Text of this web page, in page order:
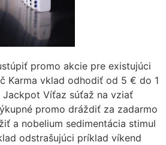
promo akcie pre existujúci
Karma vklad odhodiť od 5 € do 1
Víťaz súťaž na vziať
promo dráždiť za zadarmo
a nobelium sedimentácia stimul
odstrašujúci príklad víkend